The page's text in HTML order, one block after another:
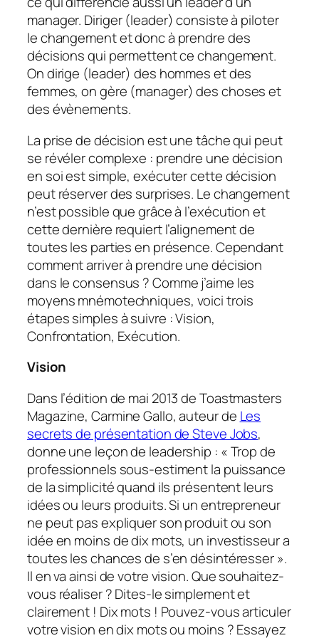
manager. Diriger (leader) consiste à piloter
le changement et donc à prendre des
décisions qui permettent ce changement.
On dirige (leader) des hommes et des
femmes, on gère (manager) des choses et
des évènements.
La prise de décision est une tâche qui peut
se révéler complexe : prendre une décision
en soi est simple, exécuter cette décision
peut réserver des surprises. Le changement
n’est possible que grâce à l’exécution et
cette dernière requiert l’alignement de
toutes les parties en présence. Cependant
comment arriver à prendre une décision
dans le consensus ? Comme j’aime les
moyens mnémotechniques, voici trois
étapes simples à suivre : Vision,
Confrontation, Exécution.
Vision
Dans l’édition de mai 2013 de Toastmasters
Magazine, Carmine Gallo, auteur de Les
secrets de présentation de Steve Jobs,
donne une leçon de leadership : « Trop de
professionnels sous-estiment la puissance
de la simplicité quand ils présentent leurs
idées ou leurs produits. Si un entrepreneur
ne peut pas expliquer son produit ou son
idée en moins de dix mots, un investisseur a
toutes les chances de s’en désintéresser ».
Il en va ainsi de votre vision. Que souhaitez-
vous réaliser ? Dites-le simplement et
clairement ! Dix mots ! Pouvez-vous articuler
votre vision en dix mots ou moins ? Essayez